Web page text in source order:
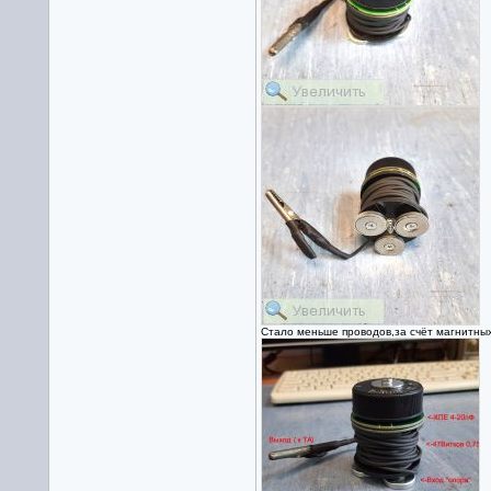
Стало меньше проводов,за счёт магнитных